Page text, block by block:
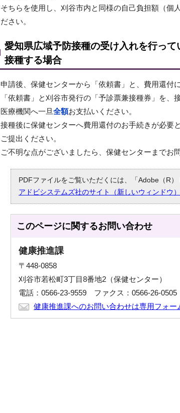
そちらを使用し、刈谷市内と同様の自己負担額（個
ださい。
愛知県広域予防接種の受け入れを行っ
接種する場合
申請後、保健センターから「依頼書」と、費用還付
「依頼書」と刈谷市発行の「予診票兼接種券」を、
医療機関へ一旦全額お支払いください。
接種後に保健センターへ費用還付のお手続きが必要
ご提出ください。
ご不明な点がございましたら、保健センターまでお
PDFファイルをご覧いただくには、「Adobe（R
アドビシステムズ社のサイト（新しいウィンドウ）
このページに関するお問い合わせ
健康推進課
〒448-0858
刈谷市若松町3丁目8番地2（保健センター）
電話：0566-23-9559 ファクス：0566-26-0505
健康推進課へのお問い合わせは専用フォー